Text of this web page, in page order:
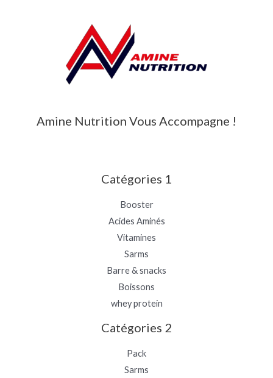
Amine Nutrition Vous Accompagne !
Catégories 1
Booster
Acides Aminés
Vitamines
Sarms
Barre & snacks
Boissons
whey protein
Catégories 2
Pack
Sarms